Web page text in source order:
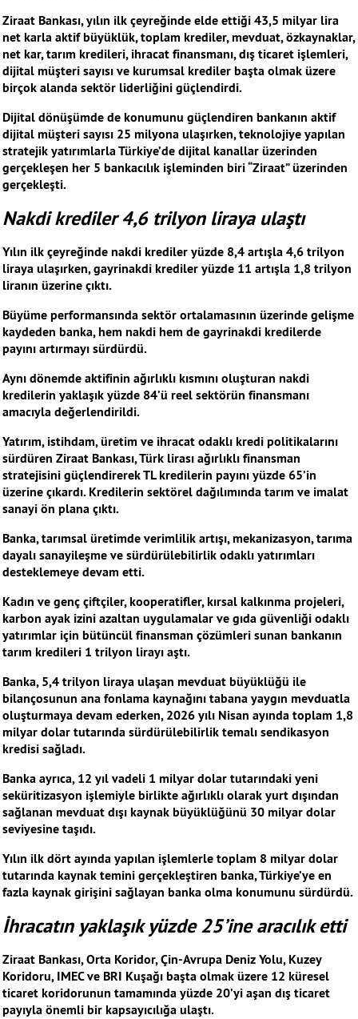
Ziraat Bankası, yılın ilk çeyreğinde elde ettiği 43,5 milyar lira
net karla aktif büyüklük, toplam krediler, mevduat, özkaynaklar,
net kar, tarım kredileri, ihracat finansmanı, dış ticaret işlemleri,
dijital müşteri sayısı ve kurumsal krediler başta olmak üzere
birçok alanda sektör liderliğini güçlendirdi.
Dijital dönüşümde de konumunu güçlendiren bankanın aktif
dijital müşteri sayısı 25 milyona ulaşırken, teknolojiye yapılan
stratejik yatırımlarla Türkiye’de dijital kanallar üzerinden
gerçekleşen her 5 bankacılık işleminden biri “Ziraat” üzerinden
gerçekleşti.
Nakdi krediler 4,6 trilyon liraya ulaştı
Yılın ilk çeyreğinde nakdi krediler yüzde 8,4 artışla 4,6 trilyon
liraya ulaşırken, gayrinakdi krediler yüzde 11 artışla 1,8 trilyon
liranın üzerine çıktı.
Büyüme performansında sektör ortalamasının üzerinde gelişme
kaydeden banka, hem nakdi hem de gayrinakdi kredilerde
payını artırmayı sürdürdü.
Aynı dönemde aktifinin ağırlıklı kısmını oluşturan nakdi
kredilerin yaklaşık yüzde 84’ü reel sektörün finansmanı
amacıyla değerlendirildi.
Yatırım, istihdam, üretim ve ihracat odaklı kredi politikalarını
sürdüren Ziraat Bankası, Türk lirası ağırlıklı finansman
stratejisini güçlendirerek TL kredilerin payını yüzde 65’in
üzerine çıkardı. Kredilerin sektörel dağılımında tarım ve imalat
sanayi ön plana çıktı.
Banka, tarımsal üretimde verimlilik artışı, mekanizasyon, tarıma
dayalı sanayileşme ve sürdürülebilirlik odaklı yatırımları
desteklemeye devam etti.
Kadın ve genç çiftçiler, kooperatifler, kırsal kalkınma projeleri,
karbon ayak izini azaltan uygulamalar ve gıda güvenliği odaklı
yatırımlar için bütüncül finansman çözümleri sunan bankanın
tarım kredileri 1 trilyon lirayı aştı.
Banka, 5,4 trilyon liraya ulaşan mevduat büyüklüğü ile
bilançosunun ana fonlama kaynağını tabana yaygın mevduatla
oluşturmaya devam ederken, 2026 yılı Nisan ayında toplam 1,8
milyar dolar tutarında sürdürülebilirlik temalı sendikasyon
kredisi sağladı.
Banka ayrıca, 12 yıl vadeli 1 milyar dolar tutarındaki yeni
seküritizasyon işlemiyle birlikte ağırlıklı olarak yurt dışından
sağlanan mevduat dışı kaynak büyüklüğünü 30 milyar dolar
seviyesine taşıdı.
Yılın ilk dört ayında yapılan işlemlerle toplam 8 milyar dolar
tutarında kaynak temini gerçekleştiren banka, Türkiye’ye en
fazla kaynak girişini sağlayan banka olma konumunu sürdürdü.
İhracatın yaklaşık yüzde 25’ine aracılık etti
Ziraat Bankası, Orta Koridor, Çin-Avrupa Deniz Yolu, Kuzey
Koridoru, IMEC ve BRI Kuşağı başta olmak üzere 12 küresel
ticaret koridorunun tamamında yüzde 20’yi aşan dış ticaret
payıyla önemli bir kapsayıcılığa ulaştı.